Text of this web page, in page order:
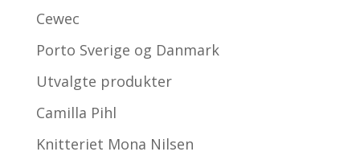
Cewec
Porto Sverige og Danmark
Utvalgte produkter
Camilla Pihl
Knitteriet Mona Nilsen